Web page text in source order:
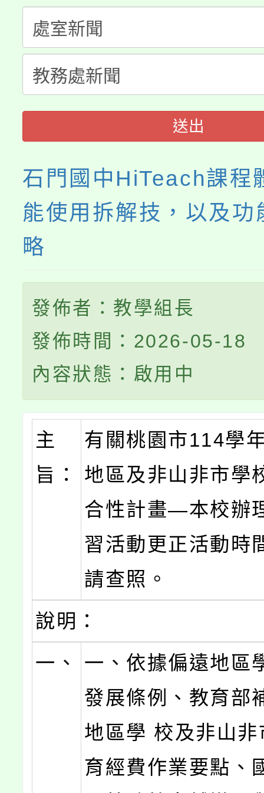
心理、諮商輔導、社會
系所師生報名參加。
門員」簡章及活動海報
踴躍報名參加。
要點
「桃園市補助參觀特色
展演活動實施計畫」
115年度「教育部表揚
義教育推展貢獻獎」
送出
石門國中HiTeach課程
能使用拆解技，以及功
略
發佈者：教學組長
發佈時間：2026-05-18
內容狀態：啟用中
主
旨：
有關桃園市114學
地區及非山非市學
合性計畫—本校辦
習活動更正活動時
請查照。
說明：
一、
一、依據偏遠地區
發展條例、教育部
地區學 校及非山
育經費作業要點、